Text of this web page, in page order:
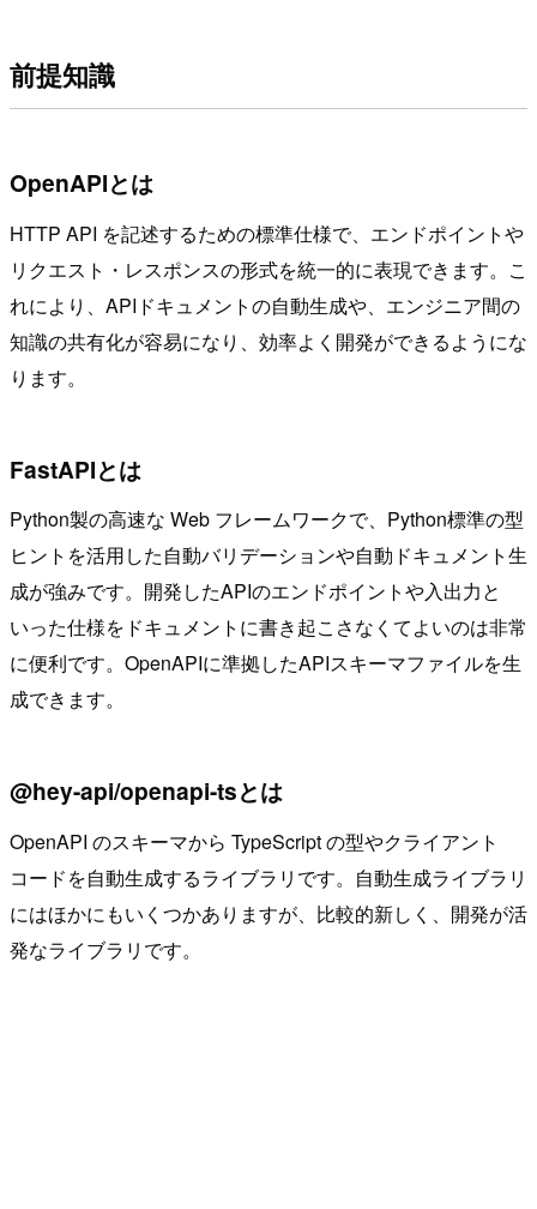
前提知識
OpenAPIとは
HTTP API を記述するための標準仕様で、エンドポイントや
リクエスト・レスポンスの形式を統一的に表現できます。こ
れにより、APIドキュメントの自動生成や、エンジニア間の
知識の共有化が容易になり、効率よく開発ができるようにな
ります。
FastAPIとは
Python製の高速な Web フレームワークで、Python標準の型
ヒントを活用した自動バリデーションや自動ドキュメント生
成が強みです。開発したAPIのエンドポイントや入出力と
いった仕様をドキュメントに書き起こさなくてよいのは非常
に便利です。OpenAPIに準拠したAPIスキーマファイルを生
成できます。
@hey-api/openapi-tsとは
OpenAPI のスキーマから TypeScript の型やクライアント
コードを自動生成するライブラリです。自動生成ライブラリ
にはほかにもいくつかありますが、比較的新しく、開発が活
発なライブラリです。